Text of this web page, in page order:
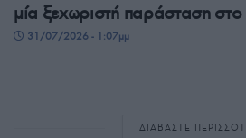
μία ξεχωριστή παράσταση
31/07/2026 - 1:07μμ
ΔΙΑΒΑΣΤΕ